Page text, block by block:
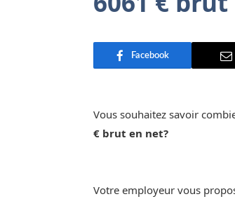
Facebook
Vous souhaitez savoir
€ brut en net?
Votre employeur vous